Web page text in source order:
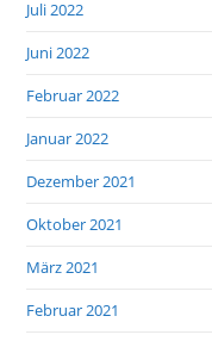
Juli 2022
Juni 2022
Februar 2022
Januar 2022
Dezember 2021
Oktober 2021
März 2021
Februar 2021